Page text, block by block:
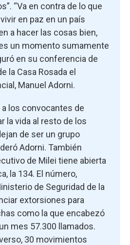
“Va en contra de lo que
en paz en un país
a hacer las cosas bien,
un momento sumamente
en su conferencia de
la Casa Rosada el
Manuel Adorni.
los convocantes de
la vida al resto de los
de ser un grupo
Adorni. También
de Milei tiene abierta
la 134. El número,
de Seguridad de la
extorsiones para
como la que encabezó
mes 57.300 llamados.
30 movimientos